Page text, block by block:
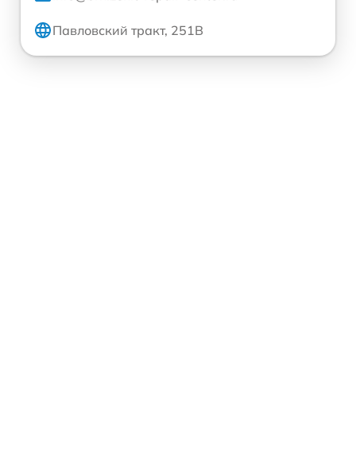
Павловский тракт, 251В